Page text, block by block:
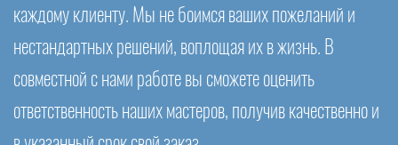
каждому клиенту. Мы не боимся ваших пожеланий и
нестандартных решений, воплощая их в жизнь. В
совместной с нами работе вы сможете оценить
ответственность наших мастеров, получив качественно и